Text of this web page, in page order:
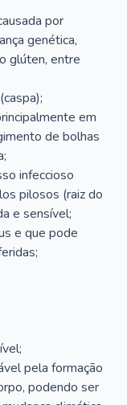
por
genética,
glúten, entre
em
de bolhas
infeccioso
pilosos (raiz do
e sensível;
e que pode
pela formação
podendo ser